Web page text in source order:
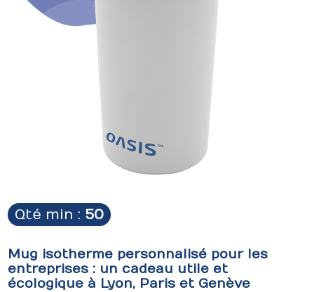
Qté min : 50
Mug isotherme personnalisé pour les
entreprises : un cadeau utile et
écologique à Lyon, Paris et Genève